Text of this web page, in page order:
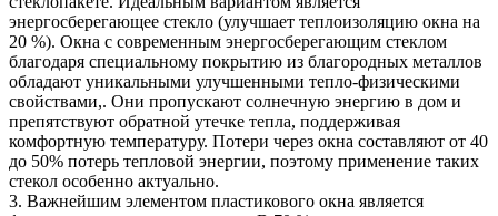
энергосберегающее стекло (улучшает теплоизоляцию окна на
20 %). Окна с современным энергосберегающим стеклом
благодаря специальному покрытию из благородных металлов
обладают уникальными улучшенными тепло-физическими
свойствами,. Они пропускают солнечную энергию в дом и
препятствуют обратной утечке тепла, поддерживая
комфортную температуру. Потери через окна составляют от 40
до 50% потерь тепловой энергии, поэтому применение таких
стекол особенно актуально.
3. Важнейшим элементом пластикового окна является